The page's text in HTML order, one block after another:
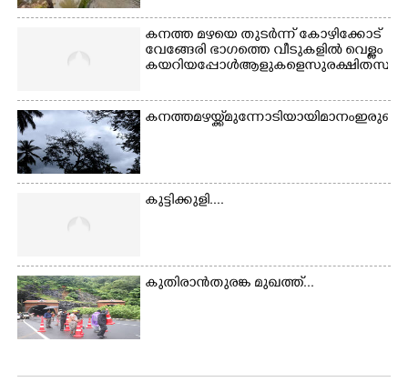
കനത്ത മഴയെ തുടർന്ന് കോഴിക്കോട്
വേങ്ങേരി ഭാഗത്തെ വീടുകളിൽ വെള്ളം
കയറിയപ്പോൾ ആളുകളെ സുരക്ഷിത
കനത്ത മഴയ്ക്ക് മുന്നോടിയായി മാനം
കുട്ടിക്കുളി....
കുതിരാൻതുരങ്ക മുഖത്ത്...